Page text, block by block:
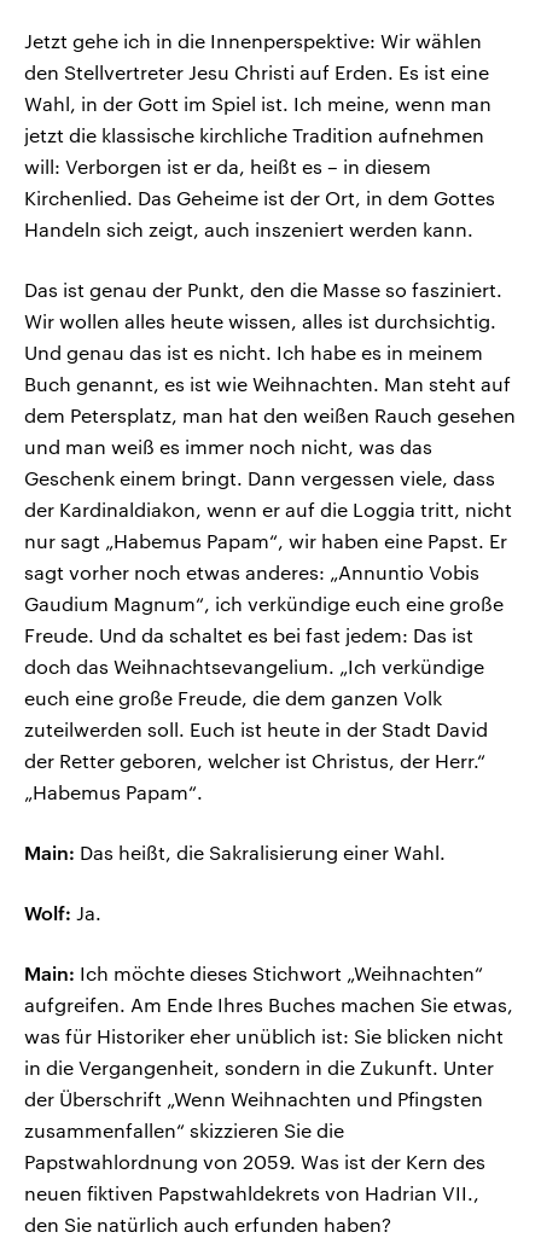
Jetzt gehe ich in die Innenperspektive: Wir wählen
den Stellvertreter Jesu Christi auf Erden. Es ist eine
Wahl, in der Gott im Spiel ist. Ich meine, wenn man
jetzt die klassische kirchliche Tradition aufnehmen
will: Verborgen ist er da, heißt es – in diesem
Kirchenlied. Das Geheime ist der Ort, in dem Gottes
Handeln sich zeigt, auch inszeniert werden kann.
Das ist genau der Punkt, den die Masse so fasziniert.
Wir wollen alles heute wissen, alles ist durchsichtig.
Und genau das ist es nicht. Ich habe es in meinem
Buch genannt, es ist wie Weihnachten. Man steht auf
dem Petersplatz, man hat den weißen Rauch gesehen
und man weiß es immer noch nicht, was das
Geschenk einem bringt. Dann vergessen viele, dass
der Kardinaldiakon, wenn er auf die Loggia tritt, nicht
nur sagt „Habemus Papam“, wir haben eine Papst. Er
sagt vorher noch etwas anderes: „Annuntio Vobis
Gaudium Magnum“, ich verkündige euch eine große
Freude. Und da schaltet es bei fast jedem: Das ist
doch das Weihnachtsevangelium. „Ich verkündige
euch eine große Freude, die dem ganzen Volk
zuteilwerden soll. Euch ist heute in der Stadt David
der Retter geboren, welcher ist Christus, der Herr.“
„Habemus Papam“.
Main: Das heißt, die Sakralisierung einer Wahl.
Wolf: Ja.
Main: Ich möchte dieses Stichwort „Weihnachten“
aufgreifen. Am Ende Ihres Buches machen Sie etwas,
was für Historiker eher unüblich ist: Sie blicken nicht
in die Vergangenheit, sondern in die Zukunft. Unter
der Überschrift „Wenn Weihnachten und Pfingsten
zusammenfallen“ skizzieren Sie die
Papstwahlordnung von 2059. Was ist der Kern des
neuen fiktiven Papstwahldekrets von Hadrian VII.,
den Sie natürlich auch erfunden haben?